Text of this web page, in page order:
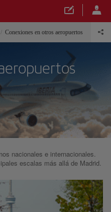
Conexiones en otros aeropuertos
nacionales e internacionales.
escalas más allá de Madrid.